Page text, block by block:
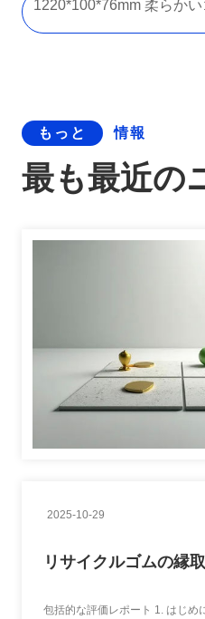
1mm - 4mm 割れゴムペ
3mm - 5mm EPDMゴム
環境に優しい小粒 ゴム粒
アスリート・ランウェイ
環境に優しいカーペット
1mm - 4mm SBR ゴム粒
多サイズ アストロ・ガ
3mm - 5mm SBRゴム粒
カスタマイズされたリサ
もっと 情報
最も最近の
2025-10-29
リサイクルゴムの縁
包括的な評価レポート 1. はじめ